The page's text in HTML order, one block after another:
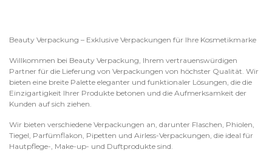
Beauty Verpackung – Exklusive Verpackungen für Ihre Kosmetikmarke
Willkommen bei Beauty Verpackung, Ihrem vertrauenswürdigen
Partner für die Lieferung von Verpackungen von höchster Qualität. Wir
bieten eine breite Palette eleganter und funktionaler Lösungen, die die
Einzigartigkeit Ihrer Produkte betonen und die Aufmerksamkeit der
Kunden auf sich ziehen.
Wir bieten verschiedene Verpackungen an, darunter Flaschen, Phiolen,
Tiegel, Parfümflakon, Pipetten und Airless-Verpackungen, die ideal für
Hautpflege-, Make-up- und Duftprodukte sind.